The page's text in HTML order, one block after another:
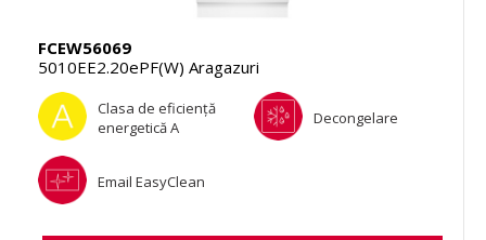
FCEW56069
5010EE2.20ePF(W) Aragazuri
Clasa de eficienţă
energetică A
Decongelare
Email EasyClean